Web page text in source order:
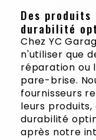
Des
durabilité
Chez YC
n'utiliser que
réparation ou
pare-brise.
fournisseurs
leurs
durabilité
après notre